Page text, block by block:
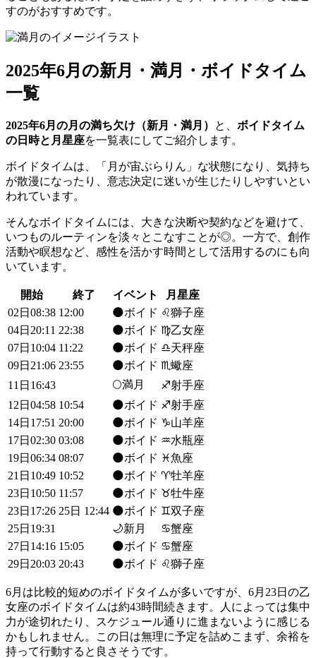
すのがおすすめです。
2025年6月の新月・満月・ボイドタイム
一覧
2025年6月の月の満ち欠け（新月・満月） と、 ボイドタイム
の日時と月星座を一覧表にしてご紹介します。
ボイドタイムは、「月が宙ぶらりん」な状態になり、気持ち
が散漫になったり、意志決定に迷いが生じたりしやすいとい
われています。
そんなボイドタイムには、大きな決断や契約などを避けて、
いつものルーティンを淡々とこなすことが◎。一方で、創作
活動や瞑想など、感性を活かす時間として活用するのにも向
いています。
開始 終了 イベント
月星座
02日08:38 12:00 🌑ボイド ♌獅子座
04日20:11 22:38 🌑ボイド ♍乙女座
07日10:04 11:22 🌑ボイド ♎天秤座
09日21:06 23:55 🌑ボイド ♏蠍座
11日16:43
🌕満月
♐射手座
12日04:58 10:54 🌑ボイド ♐射手座
14日17:51 20:00 🌑ボイド ♑山羊座
17日02:30 03:08 🌑ボイド ♒水瓶座
19日06:34 08:07 🌑ボイド ♓魚座
21日10:49 10:52 🌑ボイド ♈牡羊座
23日10:50 11:57 🌑ボイド ♉牡牛座
23日17:26 25日 12:44 🌑ボイド ♊双子座
25日19:31
🌙新月
♋蟹座
27日14:16 15:05 🌑ボイド ♋蟹座
29日20:03 20:43 🌑ボイド ♌獅子座
6月は比較的短めのボイドタイムが多いですが、6月23日の乙
女座のボイドタイムは約43時間続きます。人によっては集中
力が途切れたり、スケジュール通りに進まないように感じる
かもしれません。この日は無理に予定を詰めこまず、余裕を
持って行動すると良さそうです。